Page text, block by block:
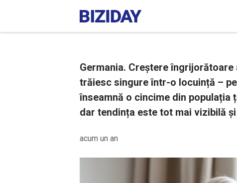
Germania. Creștere
trăiesc singure într-o locuință –
înseamnă o cincime din populația
dar tendința este tot mai vizibilă
acum un an